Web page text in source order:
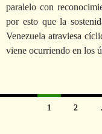
paralelo con
por esto que la
Venezuela atraviesa
viene ocurriendo en los
1 2